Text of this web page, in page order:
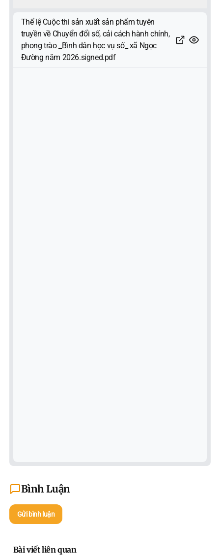
Thể lệ Cuộc thi sản xuất sản phẩm tuyên
truyền về Chuyển đổi số, cải cách hành chính,
phong trào _Bình dân học vụ số_ xã Ngọc
Đường năm 2026.signed.pdf
Bình Luận
Gửi bình luận
Bài viết liên quan